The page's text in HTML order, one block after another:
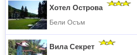
Хотел Острова
Бели Осъм
Вила Секрет